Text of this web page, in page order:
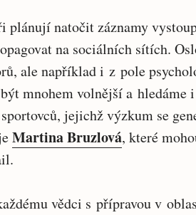
plánují natočit záznamy
na sociálních sítích.
ale například i z pole
mnohem volnější a hledáme
jejichž výzkum se
Martina Bruzlová, které
vědci s přípravou v